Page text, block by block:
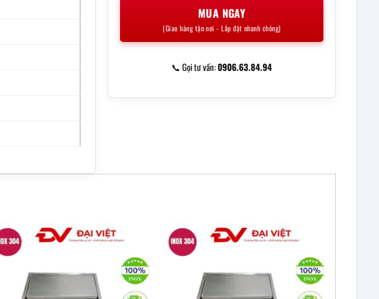
MUA NGAY
(Giao hàng tận nơi - Lắp đặt nhanh chóng)
📞 Gọi tư vấn:0906.63.84.94